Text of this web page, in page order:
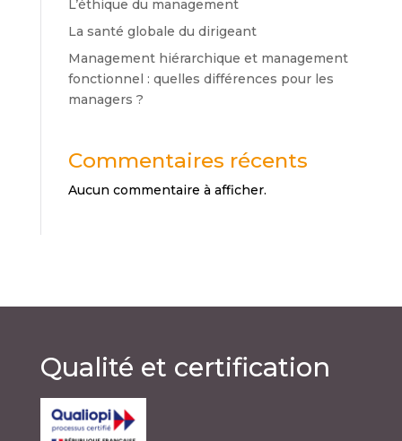
L’éthique du management
La santé globale du dirigeant
Management hiérarchique et management
fonctionnel : quelles différences pour les
managers ?
Commentaires récents
Aucun commentaire à afficher.
Qualité et certification